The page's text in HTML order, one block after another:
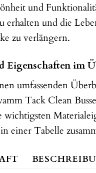
und
erhalten und die
zu verlängern.
Eigenschaften im
umfassenden
Tack Clean
wichtigsten
einer Tabelle